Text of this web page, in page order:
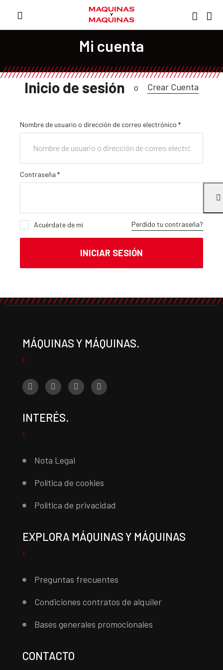
Mi cuenta
Inicio de sesión o Crear Cuenta
Nombre de usuario o dirección de correo electrónico *
Contraseña *
Acuérdate de mí Perdido tu contraseña?
INICIAR SESIÓN
MÁQUINAS Y MÁQUINAS.
INTERÉS.
Nota Legal
Política de cookies
Política de privacidad
EXPLORA MÁQUINAS Y MÁQUINAS
Preguntas frecuentes
Condiciones contratos de alquiler
Bases generales promocionales
CONTACTO